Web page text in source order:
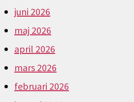
juni 2026
maj 2026
april 2026
mars 2026
februari 2026